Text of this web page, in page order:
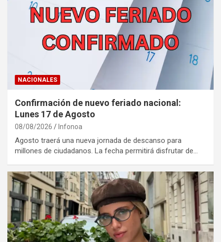
NACIONALES
Confirmación de nuevo feriado nacional:
Lunes 17 de Agosto
08/08/2026 Infonoa
Agosto traerá una nueva jornada de descanso para
millones de ciudadanos. La fecha permitirá disfrutar de…